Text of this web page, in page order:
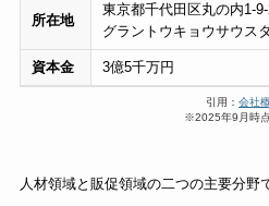
所在地
東京都千代田区丸の内1-
グラントウキョウサウス
資本金 3億5千万円
引用： 会社
※2025年9月時
人材領域と販促領域の二つの主要分野